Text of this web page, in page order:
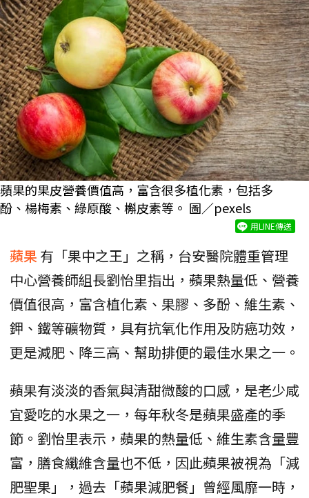
蘋果的果皮營養價值高，富含很多植化素，包括多
酚、楊梅素、綠原酸、槲皮素等。 圖／pexels
用LINE傳送
蘋果 有「果中之王」之稱，台安醫院體重管理
中心營養師組長劉怡里指出，蘋果熱量低、營養
價值很高，富含植化素、果膠、多酚、維生素、
鉀、鐵等礦物質，具有抗氧化作用及防癌功效，
更是減肥、降三高、幫助排便的最佳水果之一。
蘋果有淡淡的香氣與清甜微酸的口感，是老少咸
宜愛吃的水果之一，每年秋冬是蘋果盛產的季
節。劉怡里表示，蘋果的熱量低、維生素含量豐
富，膳食纖維含量也不低，因此蘋果被視為「減
肥聖果」，過去「蘋果減肥餐」曾經風靡一時，